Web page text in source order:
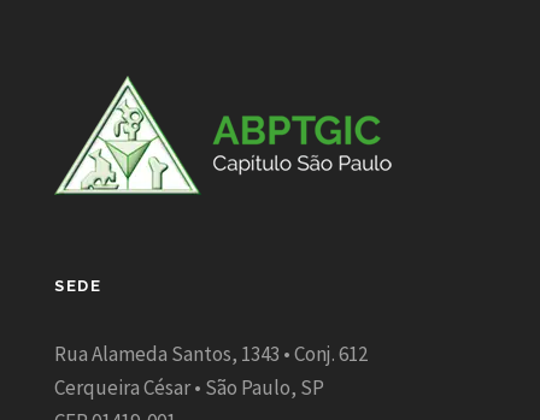
SEDE
Rua Alameda Santos, 1343 • Conj. 612
Cerqueira César • São Paulo, SP